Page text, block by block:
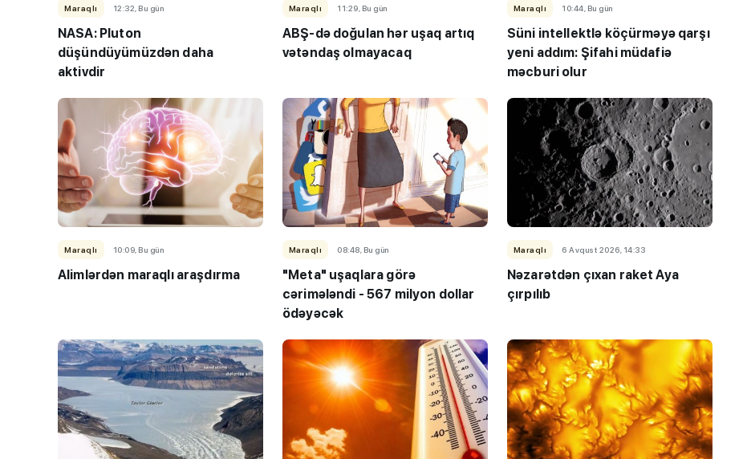
Maraqlı 12:32, Bu gün
NASA: Pluton
düşündüyümüzdən daha
aktivdir
Maraqlı 11:29, Bu gün
ABŞ-də doğulan hər uşaq artıq
vətəndaş olmayacaq
Maraqlı 10:44, Bu gün
Süni intellektlə köçürməyə qarşı
yeni addım: Şifahi müdafiə
məcburi olur
Maraqlı 10:09, Bu gün
Alimlərdən maraqlı araşdırma
Maraqlı 08:48, Bu gün
"Meta" uşaqlara görə
cərimələndi - 567 milyon dollar
ödəyəcək
Maraqlı 6 Avqust 2026, 14:33
Nəzarətdən çıxan raket Aya
çırpılıb